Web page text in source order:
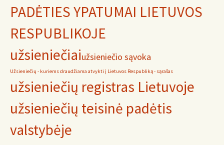
PADĖTIES YPATUMAI LIETUVOS
RESPUBLIKOJE
užsieniečiaiužsieniečio sąvoka
Užsieniečių - kuriems draudžiama atvykti į Lietuvos Respubliką - sąrašas
užsieniečių registras Lietuvoje
užsieniečių teisinė padėtis
valstybėje